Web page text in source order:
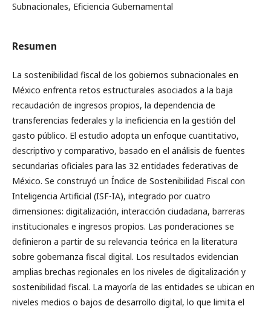
Subnacionales, Eficiencia Gubernamental
Resumen
La sostenibilidad fiscal de los gobiernos subnacionales en
México enfrenta retos estructurales asociados a la baja
recaudación de ingresos propios, la dependencia de
transferencias federales y la ineficiencia en la gestión del
gasto público. El estudio adopta un enfoque cuantitativo,
descriptivo y comparativo, basado en el análisis de fuentes
secundarias oficiales para las 32 entidades federativas de
México. Se construyó un Índice de Sostenibilidad Fiscal con
Inteligencia Artificial (ISF-IA), integrado por cuatro
dimensiones: digitalización, interacción ciudadana, barreras
institucionales e ingresos propios. Las ponderaciones se
definieron a partir de su relevancia teórica en la literatura
sobre gobernanza fiscal digital. Los resultados evidencian
amplias brechas regionales en los niveles de digitalización y
sostenibilidad fiscal. La mayoría de las entidades se ubican en
niveles medios o bajos de desarrollo digital, lo que limita el